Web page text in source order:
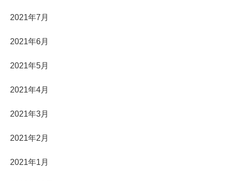
2021年7月
2021年6月
2021年5月
2021年4月
2021年3月
2021年2月
2021年1月